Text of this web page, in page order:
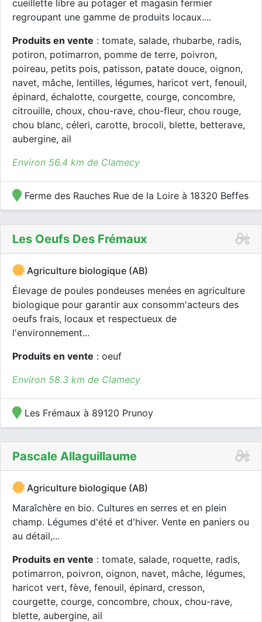
cueillette libre au potager et magasin fermier
regroupant une gamme de produits locaux....
Produits en vente : tomate, salade, rhubarbe, radis,
potiron, potimarron, pomme de terre, poivron,
poireau, petits pois, patisson, patate douce, oignon,
navet, mâche, lentilles, légumes, haricot vert, fenouil,
épinard, échalotte, courgette, courge, concombre,
citrouille, choux, chou-rave, chou-fleur, chou rouge,
chou blanc, céleri, carotte, brocoli, blette, betterave,
aubergine, ail
Environ 56.4 km de Clamecy
Ferme des Rauches Rue de la Loire à 18320 Beffes
Les Oeufs Des Frémaux
Agriculture biologique (AB)
Élevage de poules pondeuses menées en agriculture
biologique pour garantir aux consomm'acteurs des
oeufs frais, locaux et respectueux de
l'environnement...
Produits en vente : oeuf
Environ 58.3 km de Clamecy
Les Frémaux à 89120 Prunoy
Pascale Allaguillaume
Agriculture biologique (AB)
Maraîchère en bio. Cultures en serres et en plein
champ. Légumes d'été et d'hiver. Vente en paniers ou
au détail,...
Produits en vente : tomate, salade, roquette, radis,
potimarron, poivron, oignon, navet, mâche, légumes,
haricot vert, fève, fenouil, épinard, cresson,
courgette, courge, concombre, choux, chou-rave,
blette, aubergine, ail